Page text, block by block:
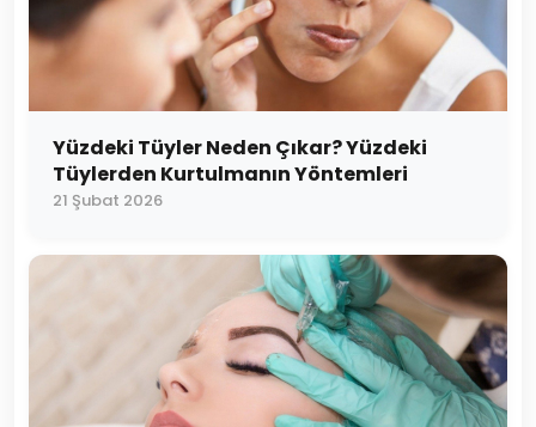
Yüzdeki Tüyler Neden Çıkar? Yüzdeki
Tüylerden Kurtulmanın Yöntemleri
21 Şubat 2026